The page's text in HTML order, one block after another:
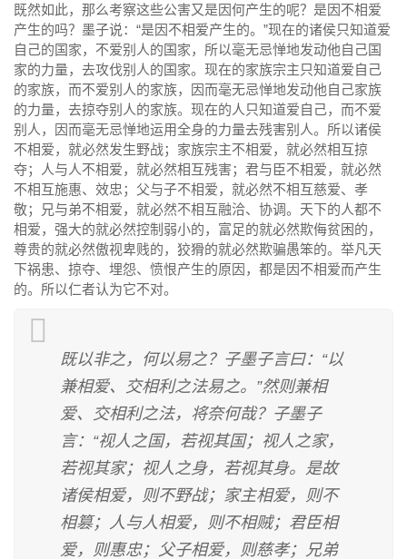
既然如此，那么考察这些公害又是因何产生的呢？是因不相爱
产生的吗？墨子说：“是因不相爱产生的。”现在的诸侯只知道爱
自己的国家，不爱别人的国家，所以毫无忌惮地发动他自己国
家的力量，去攻伐别人的国家。现在的家族宗主只知道爱自己
的家族，而不爱别人的家族，因而毫无忌惮地发动他自己家族
的力量，去掠夺别人的家族。现在的人只知道爱自己，而不爱
别人，因而毫无忌惮地运用全身的力量去残害别人。所以诸侯
不相爱，就必然发生野战；家族宗主不相爱，就必然相互掠
夺；人与人不相爱，就必然相互残害；君与臣不相爱，就必然
不相互施惠、效忠；父与子不相爱，就必然不相互慈爱、孝
敬；兄与弟不相爱，就必然不相互融洽、协调。天下的人都不
相爱，强大的就必然控制弱小的，富足的就必然欺侮贫困的，
尊贵的就必然傲视卑贱的，狡猾的就必然欺骗愚笨的。举凡天
下祸患、掠夺、埋怨、愤恨产生的原因，都是因不相爱而产生
的。所以仁者认为它不对。
既以非之，何以易之？子墨子言曰：“以
兼相爱、交相利之法易之。”然则兼相
爱、交相利之法，将奈何哉？子墨子
言：“视人之国，若视其国；视人之家，
若视其家；视人之身，若视其身。是故
诸侯相爱，则不野战；家主相爱，则不
相篡；人与人相爱，则不相贼；君臣相
爱，则惠忠；父子相爱，则慈孝；兄弟